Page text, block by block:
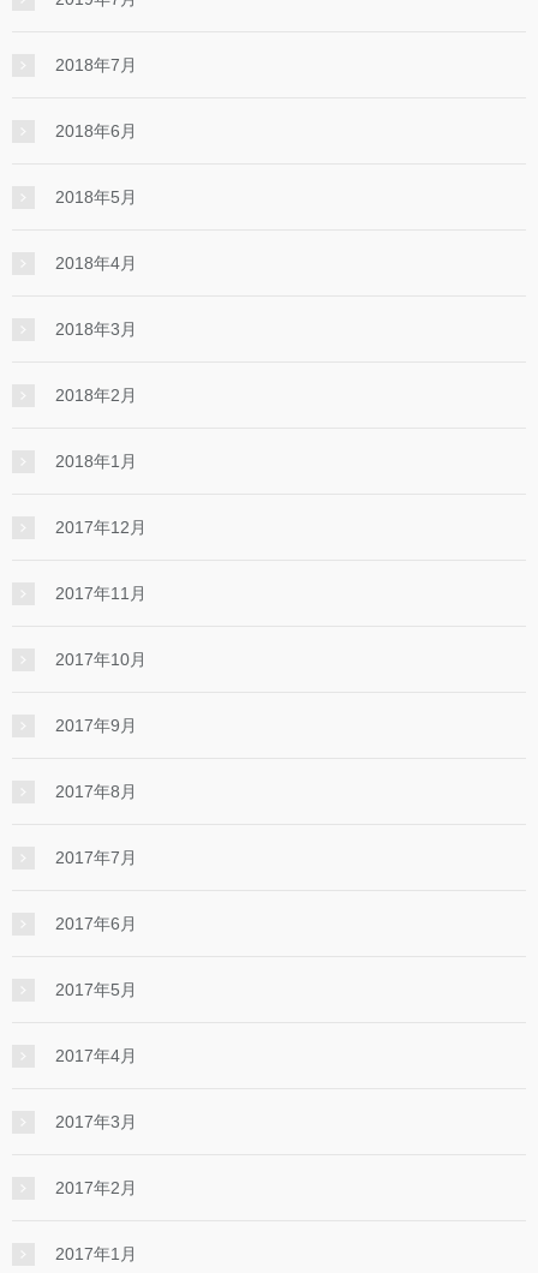
2018年7月
2018年6月
2018年5月
2018年4月
2018年3月
2018年2月
2018年1月
2017年12月
2017年11月
2017年10月
2017年9月
2017年8月
2017年7月
2017年6月
2017年5月
2017年4月
2017年3月
2017年2月
2017年1月